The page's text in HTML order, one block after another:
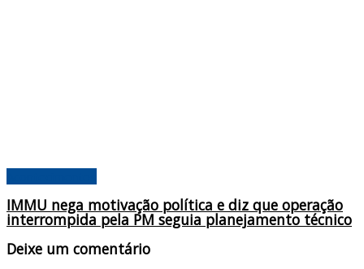
IMMU nega motivação política e diz que operação
interrompida pela PM seguia planejamento técnico
Deixe um comentário